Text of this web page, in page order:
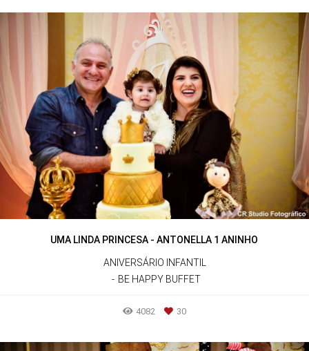
UMA LINDA PRINCESA - ANTONELLA 1 ANINHO
ANIVERSÁRIO INFANTIL
BE HAPPY BUFFET
4082 30